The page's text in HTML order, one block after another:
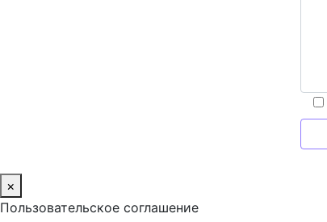
×
Пользовательское соглашение